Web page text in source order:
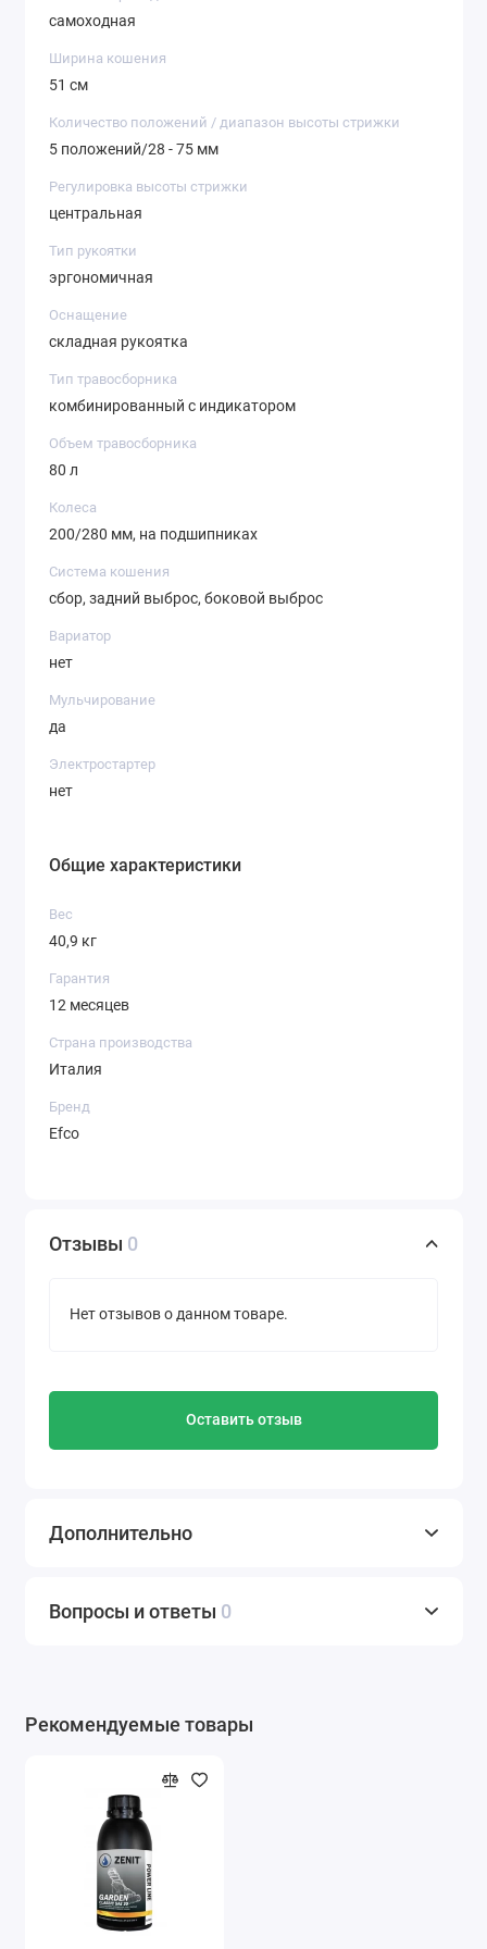
Общие характеристики
Вес
40,9 кг
Гарантия
12 месяцев
Страна производства
Италия
Бренд
Efco
самоходная
Ширина кошения
51 см
Количество положений / диапазон высоты стрижки
5 положений/28 - 75 мм
Регулировка высоты стрижки
центральная
Тип рукоятки
эргономичная
Оснащение
складная рукоятка
Тип травосборника
комбинированный с индикатором
Объем травосборника
80 л
Колеса
200/280 мм, на подшипниках
Система кошения
сбор, задний выброс, боковой выброс
Вариатор
нет
Мульчирование
да
Электростартер
нет
Отзывы 0
Нет отзывов о данном товаре.
Оставить отзыв
Вопросы и ответы 0
Дополнительно
Рекомендуемые товары